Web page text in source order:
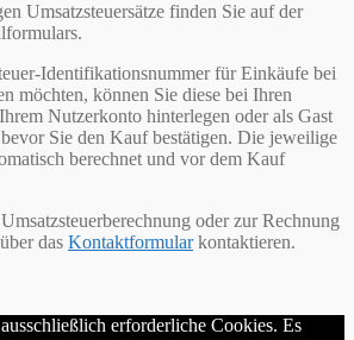
Umsatzsteuersätze finden Sie auf der
Identifikationsnummer für Einkäufe bei
möchten, können Sie diese bei Ihren
Nutzerkonto hinterlegen oder als Gast
Sie den Kauf bestätigen. Die jeweilige
berechnet und vor dem Kauf
oder zur Rechnung
das Kontaktformularkontaktieren.
erforderliche Cookies. Es